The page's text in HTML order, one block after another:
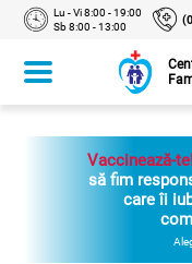
Lu - Vi 8:00 - 19:00
Sb 8:00 - 13:00
Vaccinează-
să fim
care îi